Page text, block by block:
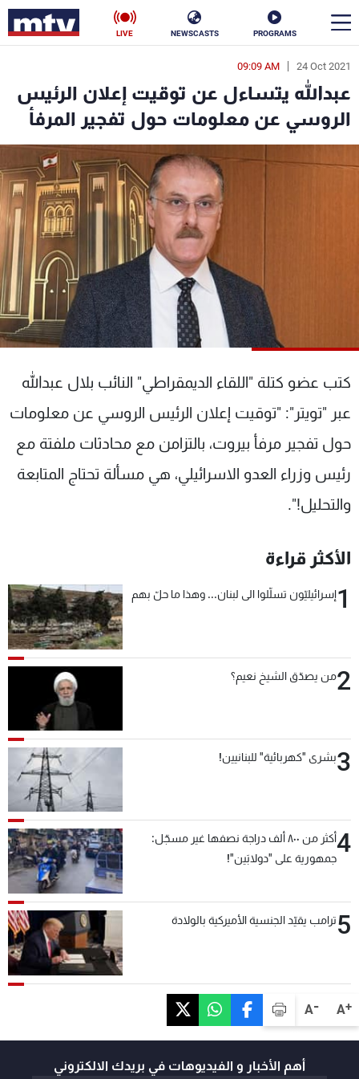
PROGRAMS
NEWSCASTS
LIVE
A+
A-
24 Oct 2021
09:09 AM
عبدالله يتساءل عن توقيت إعلان الرئيس
الروسي عن معلومات حول تفجير المرفأ
كتب عضو كتلة "اللقاء الديمقراطي" النائب بلال عبدالله
عبر "تويتر": "توقيت إعلان الرئيس الروسي عن معلومات
حول تفجير مرفأ بيروت، بالتزامن مع محادثات ملفتة مع
رئيس وزراء العدو الاسرائيلي، هي مسألة تحتاج المتابعة
والتحليل!".
الأكثر قراءة
1إسرائيليّون تسلّلوا الى لبنان... وهذا ما حلّ بهم
2من يصدّق الشيخ نعيم؟
3بشرى "كهربائية" للبنانيين!
4
أكثر من ٨٠٠ ألف دراجة نصفها غير مسجّل:
جمهورية على "دولابَين"!
5ترامب يقيّد الجنسية الأميركية بالولادة
أهم الأخبار و الفيديوهات في بريدك الالكتروني
en
الأخبار
سياسة ناس
فن
رياضة
جدول البرامج
شاهد البرامج
عن MTV
الإنـتـاج
لاعلاناتكم
وظائف
تواصل معنا
شروط الإسـتخدام